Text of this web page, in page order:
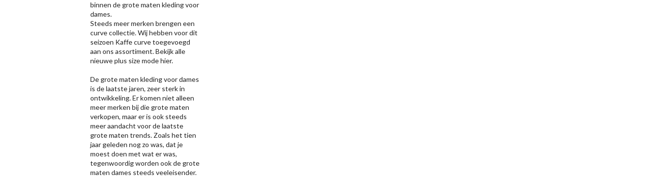
binnen de grote maten kleding voor
dames.
Steeds meer merken brengen een
curve collectie. Wij hebben voor dit
seizoen Kaffecurve toegevoegd
aan ons assortiment. Bekijk alle
nieuweplus size modehier.
De grote maten kleding voor dames
is de laatste jaren, zeer sterk in
ontwikkeling. Er komen niet alleen
meer merken bij die grote maten
verkopen, maar er is ook steeds
meer aandacht voor de laatste
grote maten trends. Zoals het tien
jaar geleden nog zo was, dat je
moest doen met wat er was,
tegenwoordig worden ook de grote
maten dames steeds veeleisender.